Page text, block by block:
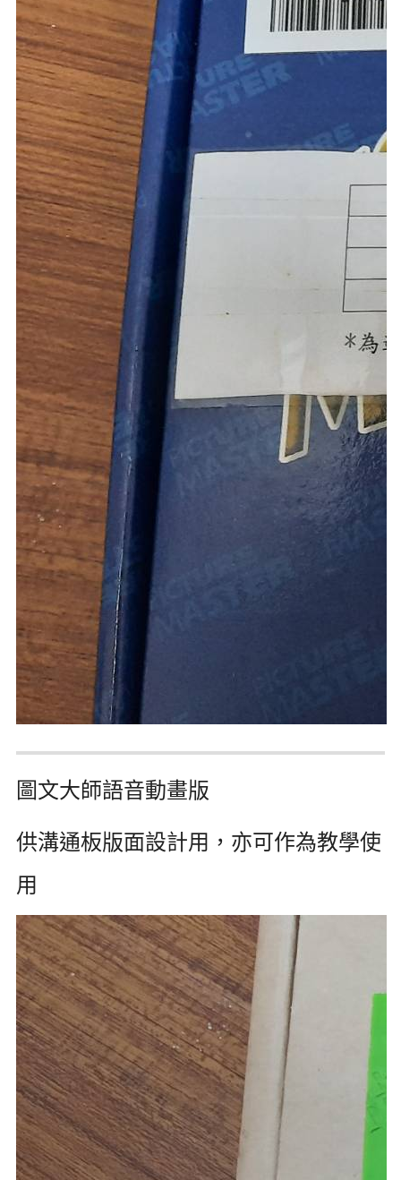
圖文大師語音動畫版
供溝通板版面設計用，亦可作為教學使
用